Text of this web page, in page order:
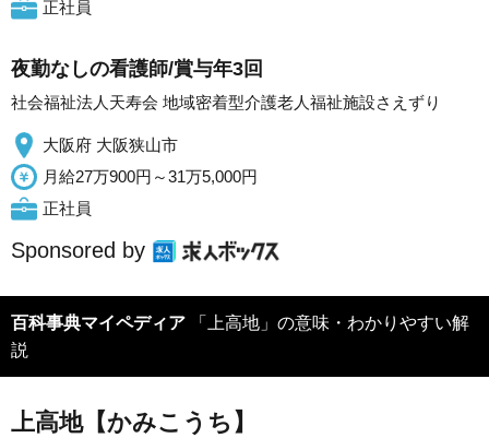
正社員
夜勤なしの看護師/賞与年3回
社会福祉法人天寿会 地域密着型介護老人福祉施設さえずり
大阪府 大阪狭山市
月給27万900円～31万5,000円
正社員
Sponsored by
百科事典マイペディア
説
上高地【かみこうち】